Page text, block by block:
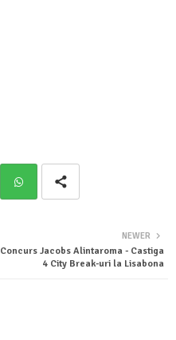
tsa
NEWER
Concurs Jacobs Alintaroma - Castiga
4 City Break-uri la Lisabona